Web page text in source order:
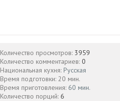
Количество просмотров: 3959
Количество комментариев: 0
Национальная кухня: Русская
Время подготовки: 20 мин.
Время приготовления: 60 мин.
Количество порций: 6